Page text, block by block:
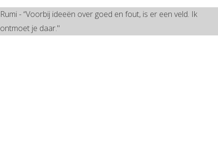
Rumi - “Voorbij ideeën over goed en fout, is er een veld. Ik
ontmoet je daar."